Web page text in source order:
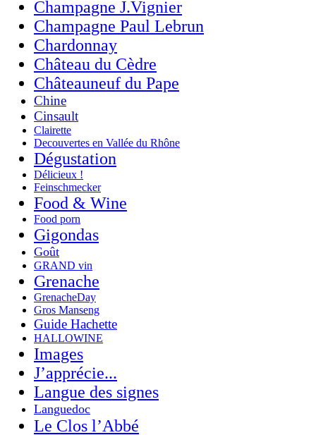
Champagne J.Vignier
Champagne Paul Lebrun
Chardonnay
Château du Cèdre
Châteauneuf du Pape
Chine
Cinsault
Clairette
Decouvertes en Vallée du Rhône
Dégustation
Délicieux !
Feinschmecker
Food & Wine
Food porn
Gigondas
Goût
GRAND vin
Grenache
GrenacheDay
Gros Manseng
Guide Hachette
HALLOWINE
Images
J’apprécie...
Langue des signes
Languedoc
Le Clos l’Abbé